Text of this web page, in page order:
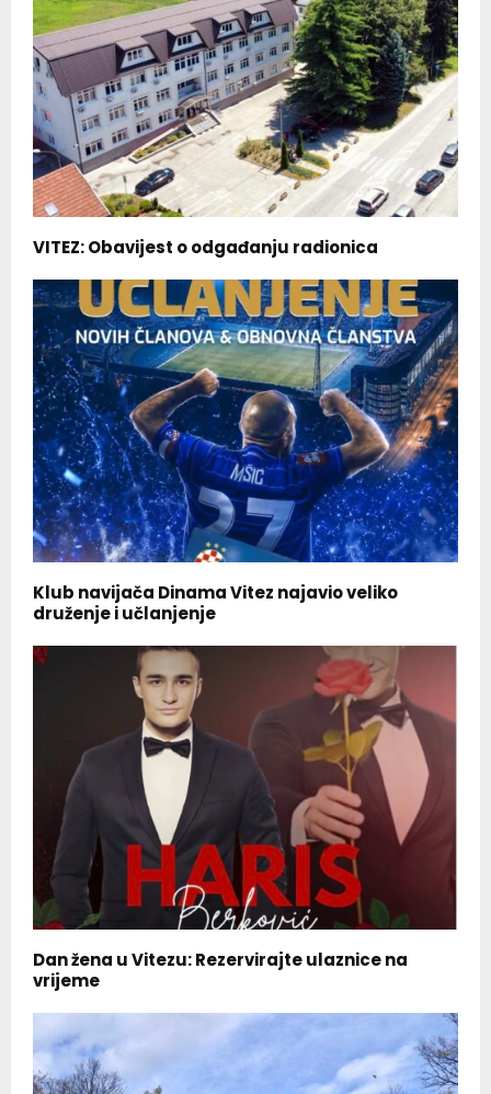
VITEZ: Obavijest o odgađanju radionica
Klub navijača Dinama Vitez najavio veliko
druženje i učlanjenje
Dan žena u Vitezu: Rezervirajte ulaznice na
vrijeme